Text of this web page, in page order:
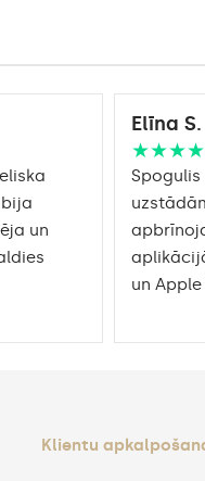
un
Elīna S.
un Apple
Klientu